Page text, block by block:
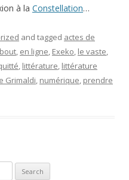
à la Constellation…
and tagged actes de
, en ligne, Exeko, le vaste,
, littérature, littérature
Grimaldi, numérique, prendre